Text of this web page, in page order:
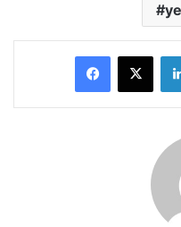
Facebook
X